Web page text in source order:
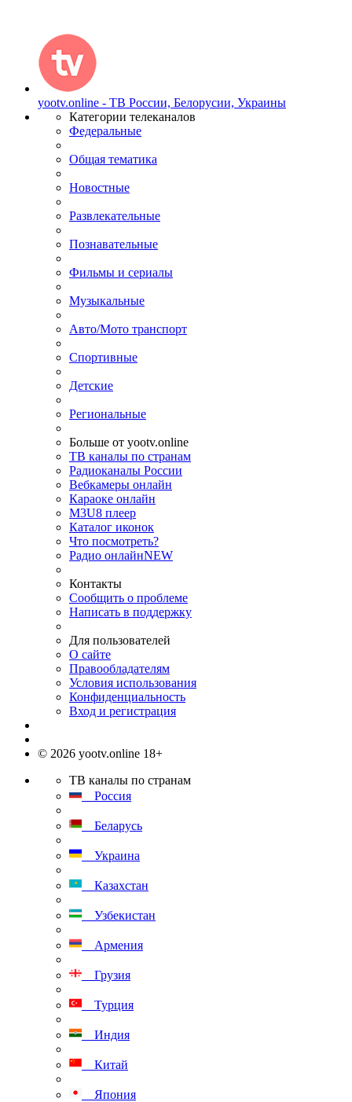
yootv.online - ТВ России, Белорусии, Украины
Категории телеканалов
Федеральные
Общая тематика
Новостные
Развлекательные
Познавательные
Фильмы и сериалы
Музыкальные
Авто/Мото транспорт
Спортивные
Детские
Региональные
Больше от yootv.online
ТВ каналы по странам
Радиоканалы России
Вебкамеры онлайн
Караоке онлайн
M3U8 плеер
Каталог иконок
Что посмотреть?
Радио онлайнNEW
Контакты
Сообщить о проблеме
Написать в поддержку
Для пользователей
О сайте
Правообладателям
Условия использования
Конфиденциальность
Вход и регистрация
© 2026 yootv.online 18+
ТВ каналы по странам
Россия
Беларусь
Украина
Казахстан
Узбекистан
Армения
Грузия
Турция
Индия
Китай
Япония